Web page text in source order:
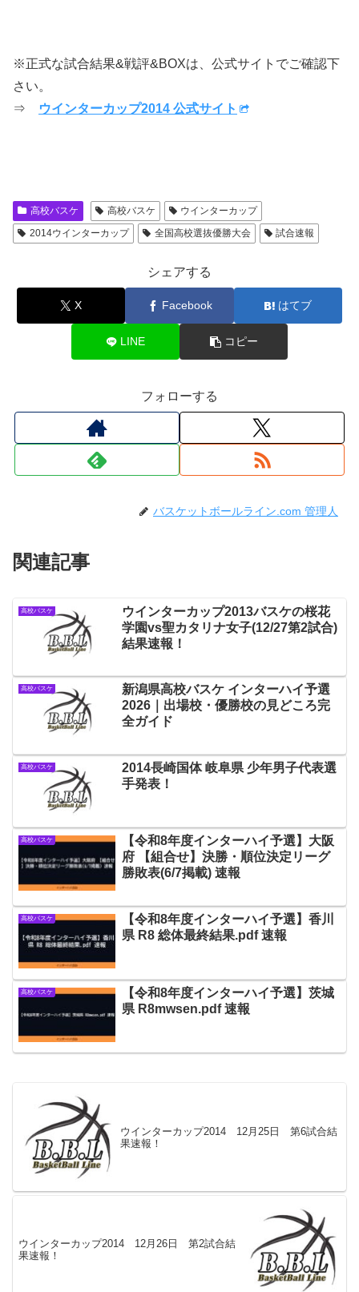
※正式な試合結果&戦評&BOXは、公式サイトでご確認下
さい。
⇒
ウインターカップ2014 公式サイト
高校バスケ 高校バスケ
ウインターカップ
2014ウインターカップ
全国高校選抜優勝大会 試合速報
シェアする
X Facebook はてブ
LINE コピー
フォローする
バスケットボールライン.com 管理人
関連記事
高校バスケ
ウインターカップ2013バスケの桜花
学園vs聖カタリナ女子(12/27第2試合)
結果速報！
高校バスケ
新潟県高校バスケ インターハイ予選
2026｜出場校・優勝校の見どころ完
全ガイド
高校バスケ
2014長崎国体 岐阜県 少年男子代表選
手発表！
高校バスケ
【令和8年度インターハイ予選】大阪
府 【組合せ】決勝・順位決定リーグ
勝敗表(6/7掲載) 速報
高校バスケ
【令和8年度インターハイ予選】香川
県 R8 総体最終結果.pdf 速報
高校バスケ
【令和8年度インターハイ予選】茨城
県 R8mwsen.pdf 速報
ウインターカップ2014 12月25日 第6試合結
果速報！
ウインターカップ2014 12月26日 第2試合結
果速報！